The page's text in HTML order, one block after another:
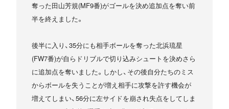
奪った田山芳規(MF9番)がゴールを決め追加点を奪い前
半を終えました。
後半に入り、35分にも相手ボールを奪った北浜琉星
(FW7番)が自らドリブルで切り込みシュートを決めさら
に追加点を奪いました。しかし、その後自分たちのミス
からボールを失うことが増え相手に攻撃を許す機会が
増えてしまい、56分に左サイドを崩され失点をしてしま